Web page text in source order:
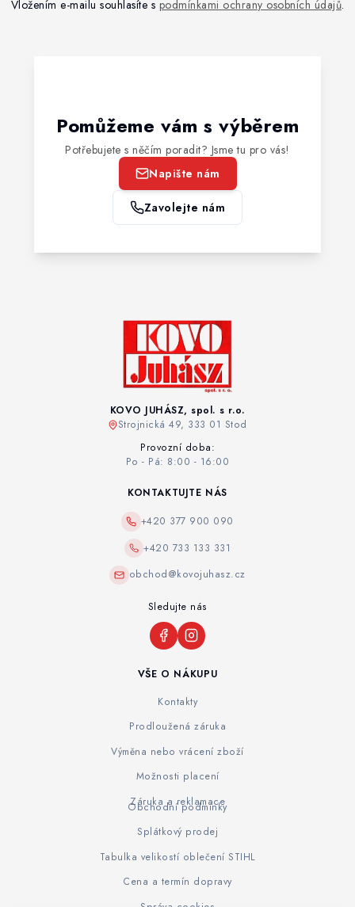
Vložením e-mailu souhlasíte s podmínkami ochrany osobních údajů.
Pomůžeme vám s výběrem
Potřebujete s něčím poradit? Jsme tu pro vás!
Napište nám
Zavolejte nám
KOVO JUHÁSZ, spol. s r.o.
Strojnická 49, 333 01 Stod
Provozní doba:
Po - Pá: 8:00 - 16:00
VŠE O NÁKUPU
Kontakty
Prodloužená záruka
Výměna nebo vrácení zboží
Možnosti placení
Záruka a reklamace
Obchodní podmínky
Splátkový prodej
Tabulka velikostí oblečení STIHL
Cena a termín dopravy
KONTAKTUJTE NÁS
+420 377 900 090
+420 733 133 331
obchod@kovojuhasz.cz
Sledujte nás